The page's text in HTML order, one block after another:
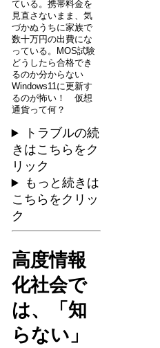
ている。携帯料金を
見直さないまま、気
づかぬうちに家族で
数十万円の出費にな
っている。MOS試験
どうしたら合格でき
るのか分からない
Windows11に更新す
るのが怖い！ 仮想
通貨って何？
トラブルの続
きはこちらをク
リック
もっと続きは
こちらをクリッ
ク
高度情報
化社会で
は、「知
らない」